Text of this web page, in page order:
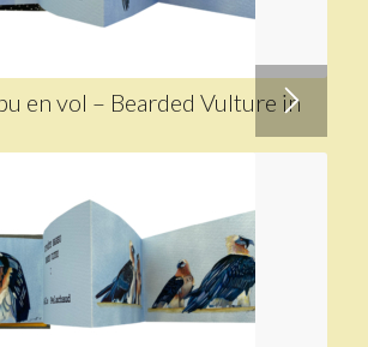
en vol – Bearded Vulture in